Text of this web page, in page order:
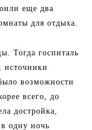
еще два
для отдыха.
Тогда госпиталь
источники
возможности
всего, до
достройка,
одну ночь